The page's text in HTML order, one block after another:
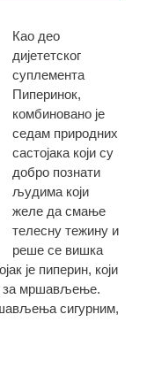
Као део
дијететског
суплемента
Пиперинок,
комбиновано је
седам природних
састојака који су
добро познати
људима који
желе да смање
телесну тежину и
реше се вишка
је пиперин, који
за мршављење.
сигурним,